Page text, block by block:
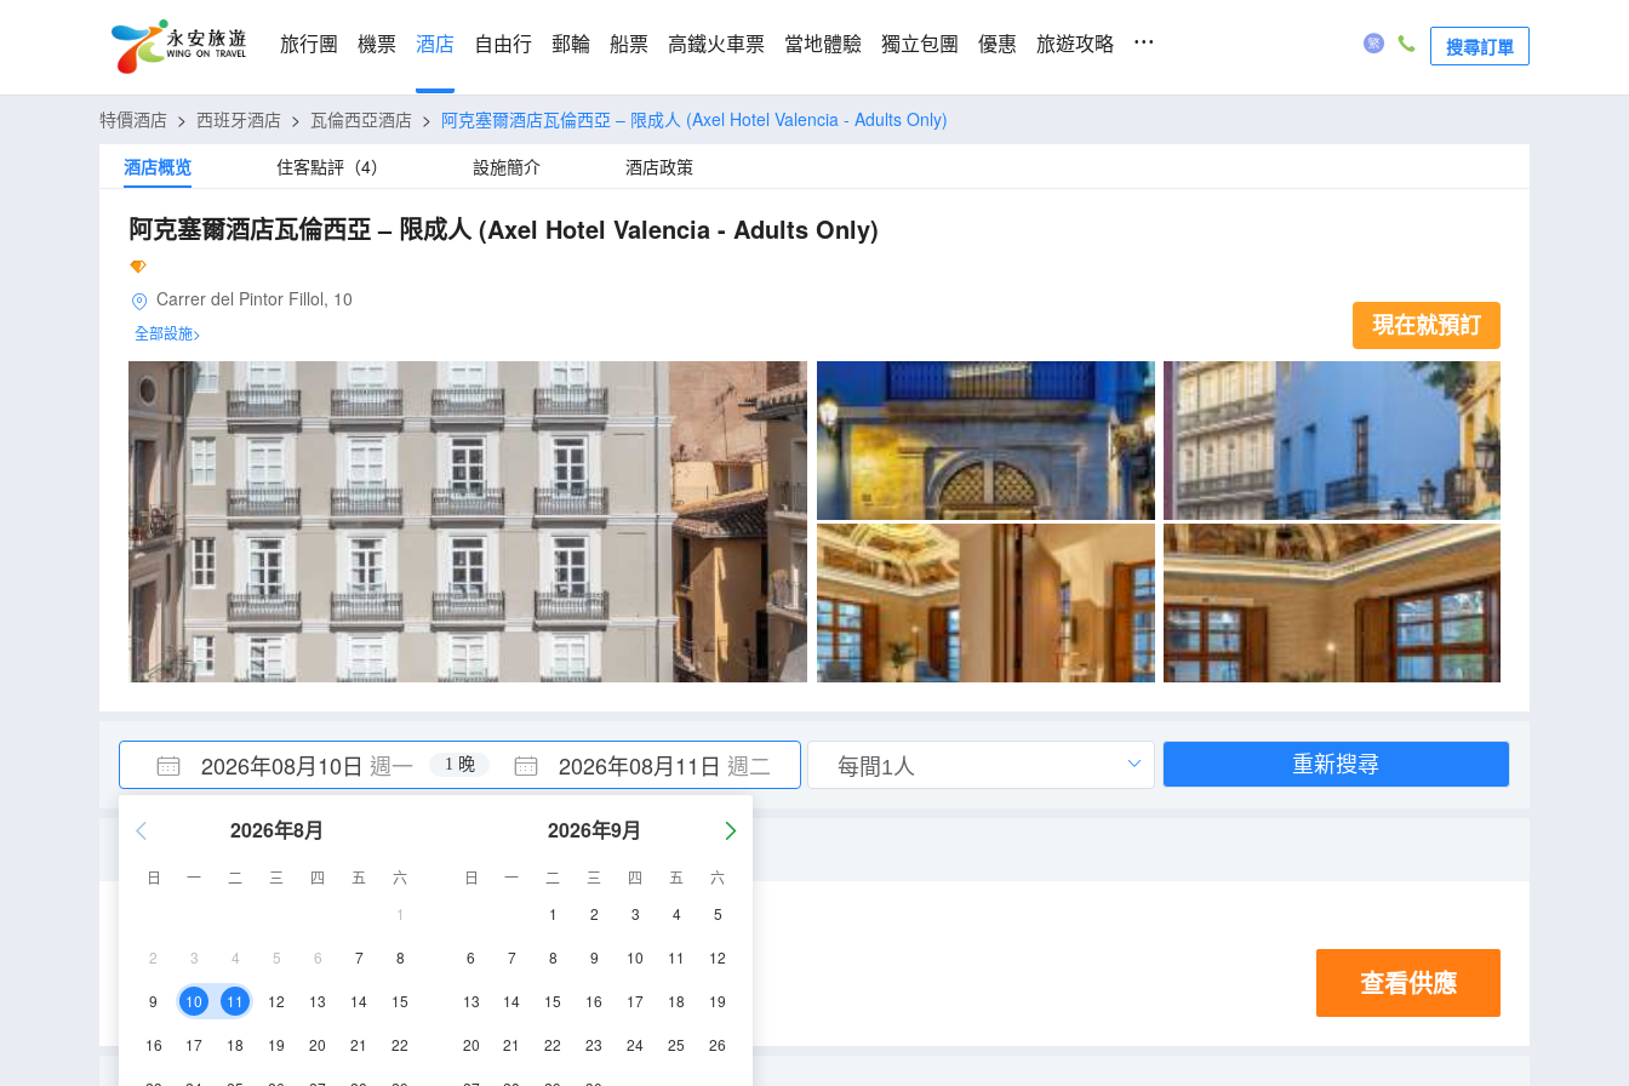
旅行團 機票 酒店 自由行 郵輪 船票 高鐵火車票 當地體驗 獨立包團 優惠 旅遊攻略 ... 搜尋訂單
特價酒店 > 西班牙酒店 > 瓦倫西亞酒店 > 阿克塞爾酒店瓦倫西亞 – 限成人 (Axel Hotel Valencia - Adults Only)
酒店概览
住客點評（4） 設施簡介 酒店政策
阿克塞爾酒店瓦倫西亞 – 限成人(Axel Hotel Valencia - Adults Only)
Carrer del Pintor Fillol, 10
全部設施> 現在就預訂
2026年08月10日 週一 2026年08月11日 週二
1 晚
2026年8月
日 一 二 三 四 五
六
1
2 3 4 5 6 7 8
9 10 11 12 13 14 15
16 17 18 19 20 21 22
2026年9月
日 一 二 三 四 五
六
1
2 3 4 5
6 7 8 9 10 11 12
13 14 15 16 17 18 19
20 21 22 23 24 25 26
重新搜尋
查看供應